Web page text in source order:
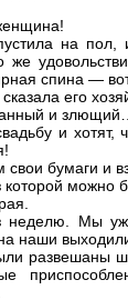
на
же
спина —
его
и
и
бумаги и
которой можно
неделю. Мы
наши
развешаны